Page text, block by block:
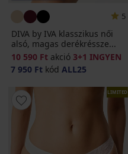
5
DIVA by IVA klasszikus női
alsó, magas derékréssze...
10 590 Ft akció 3+1 INGYEN
7 950 Ft kód ALL25
LIMITED